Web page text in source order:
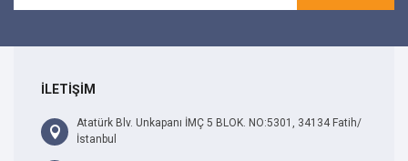
İLETİŞİM
Atatürk Blv. Unkapanı İMÇ 5 BLOK. NO:5301, 34134 Fatih/
İstanbul